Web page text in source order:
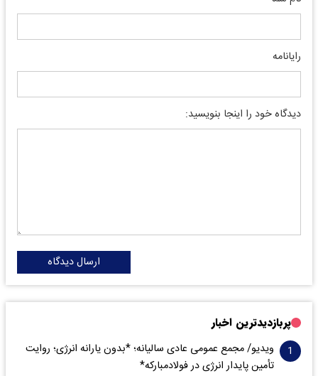
رایانامه
دیدگاه خود را اینجا بنویسید:
ارسال دیدگاه
پربازدیدترین اخبار
ویدیو/ مجمع عمومی عادی سالیانه؛ *بدون یارانه انرژی؛ روایت
تأمین پایدار انرژی در فولادمبارکه*